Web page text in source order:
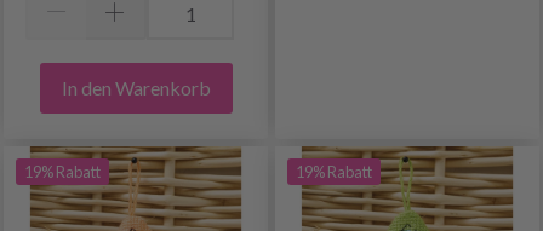
In den Warenkorb
19% Rabatt 19% Rabatt